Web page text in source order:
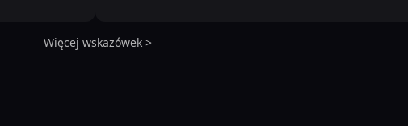
Więcej wskazówek >